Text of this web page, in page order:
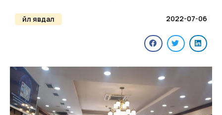
Үйл явдал 2022-07-06